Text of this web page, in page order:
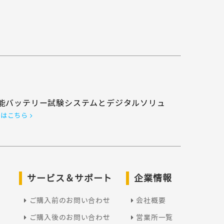
ッテリー試験システムとデジタルソリュ
はこちら
サービス＆サポート
ご購入前のお問い合わせ
ご購入後のお問い合わせ
企業情報
会社概要
営業所一覧